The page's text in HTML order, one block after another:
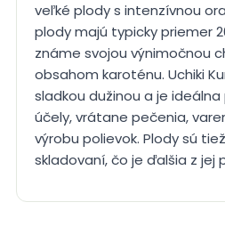
veľké plody s intenzívnou
plody majú typicky priemer
známe svojou výnimočnou
obsahom karoténu. Uchiki
sladkou dužinou a je ideálna
účely, vrátane pečenia,
výrobu polievok. Plody sú
skladovaní, čo je ďalšia z jej